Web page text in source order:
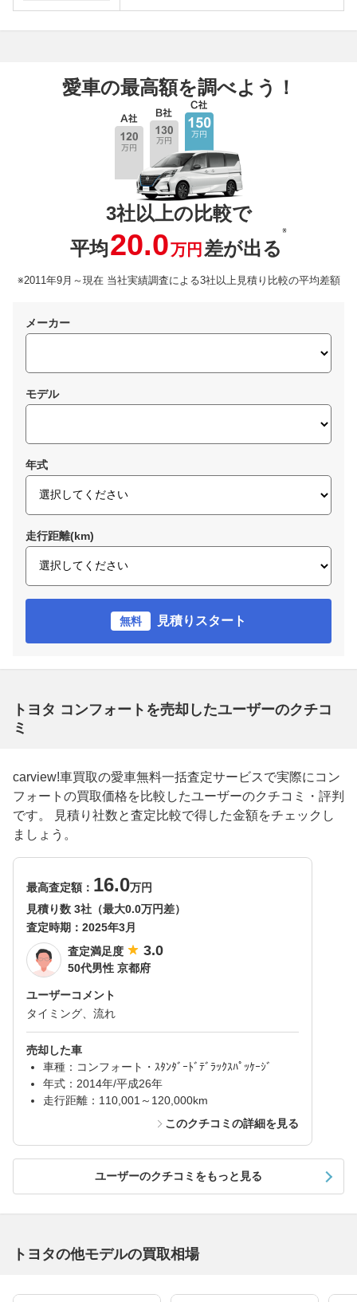
愛車の最高額を調べよう！
3社以上の比較で
平均20.0万円 差が出る
※
※2011年9月～現在 当社実績調査による3社以上見積り比較の平均差額
メーカー
モデル
年式
走行距離(km)
無料 見積りスタート
トヨタ コンフォートを売却したユーザーのクチコ
ミ
carview!車買取の愛車無料一括査定サービスで実際にコン
フォートの買取価格を比較したユーザーのクチコミ・評判
です。 見積り社数と査定比較で得した金額をチェックし
ましょう。
最高査定額： 16.0万円
見積り数 3社（最大0.0万円差）
査定時期： 2025年3月
査定満足度
3.0
50代男性 京都府
ユーザーコメント
タイミング、流れ
売却した車
車種：コンフォート・ｽﾀﾝﾀﾞｰﾄﾞﾃﾞﾗｯｸｽﾊﾟｯｹｰｼﾞ
年式：2014年/平成26年
走行距離：110,001～120,000km
このクチコミの詳細を見る
ユーザーのクチコミをもっと見る
トヨタの他モデルの買取相場